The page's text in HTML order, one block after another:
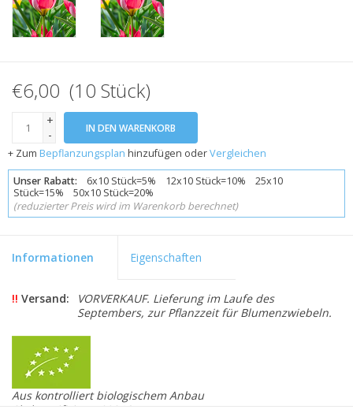
€6,00 (10 Stück)
+
-
IN DEN WARENKORB
+ Zum Bepflanzungsplan hinzufügen oderVergleichen
Unser Rabatt: 6x10 Stück=5% 12x10 Stück=10% 25x10
Stück=15% 50x10 Stück=20%
(reduzierter Preis wird im Warenkorb berechnet)
Informationen Eigenschaften
!! Versand:
VORVERKAUF. Lieferung im Laufe des
Septembers, zur Pflanzzeit für Blumenzwiebeln.
Aus kontrolliert biologischem Anbau
Skal zertifiziert 109846